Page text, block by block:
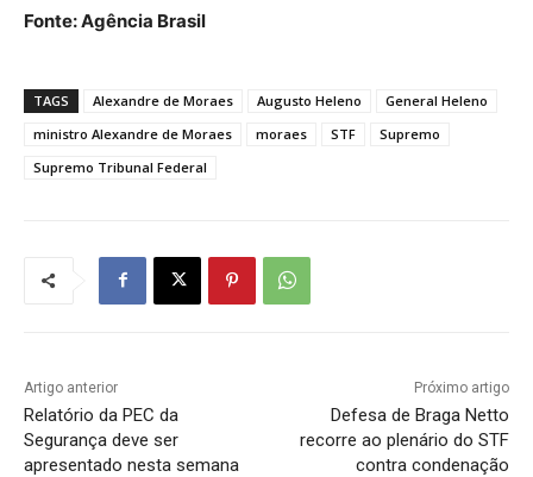
Fonte: Agência Brasil
TAGS Alexandre de Moraes Augusto Heleno
General Heleno
ministro Alexandre de Moraes
moraes STF
Supremo
Supremo Tribunal Federal
Artigo anterior
Relatório da PEC da
Segurança deve ser
apresentado nesta semana
Próximo artigo
Defesa de Braga Netto
recorre ao plenário do STF
contra condenação